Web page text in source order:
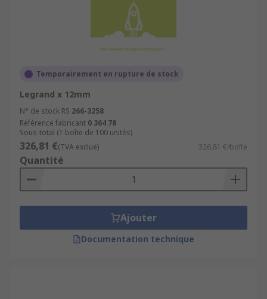
Temporairement en rupture de stock
Legrand x 12mm
N° de stock RS 266-3258
Référence fabricant 0 364 78
Sous-total (1 boîte de 100 unités)
326,81 €(TVA exclue) 326,81 €/boîte
Quantité
Ajouter
Documentation technique